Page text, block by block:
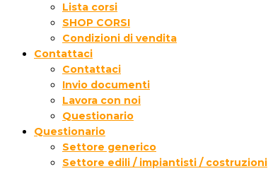
Lista corsi
SHOP CORSI
Condizioni di vendita
Contattaci
Contattaci
Invio documenti
Lavora con noi
Questionario
Questionario
Settore generico
Settore edili / impiantisti / costruzioni